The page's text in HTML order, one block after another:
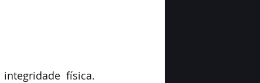
física.